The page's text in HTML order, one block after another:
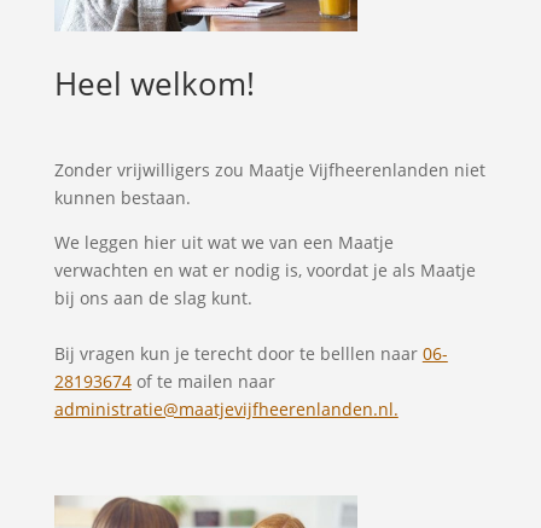
Heel welkom!
Zonder vrijwilligers zou Maatje Vijfheerenlanden niet
kunnen bestaan.
We leggen hier uit wat we van een Maatje
verwachten en wat er nodig is, voordat je als Maatje
bij ons aan de slag kunt.
Bij vragen kun je terecht door te belllen naar 06-
28193674of te mailen naar
administratie@maatjevijfheerenlanden.nl.